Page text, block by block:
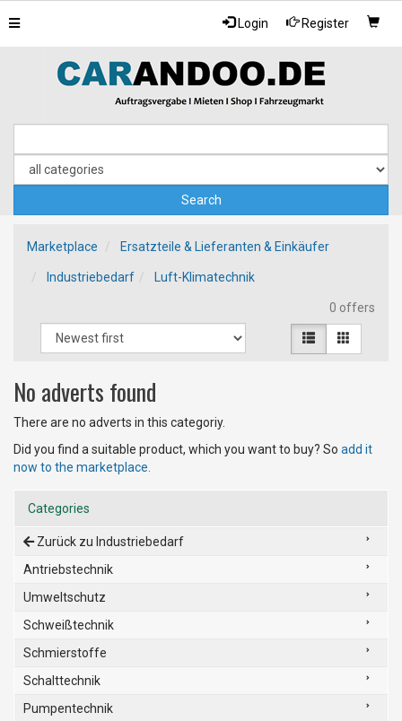
Login Register
Toggle
navigation
Marketplace Ersatzteile & Lieferanten & Einkäufer
Industriebedarf Luft-Klimatechnik
0 offers
No adverts found
There are no adverts in this categoriy.
Did you find a suitable product, which you want to buy? So add it
now to the marketplace.
Categories
Zurück zu Industriebedarf
Antriebstechnik
Umweltschutz
Schweißtechnik
Schmierstoffe
Schalttechnik
Pumpentechnik